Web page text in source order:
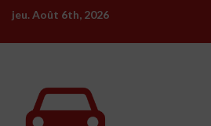
Skip
content
jeu. Août 6th, 2026